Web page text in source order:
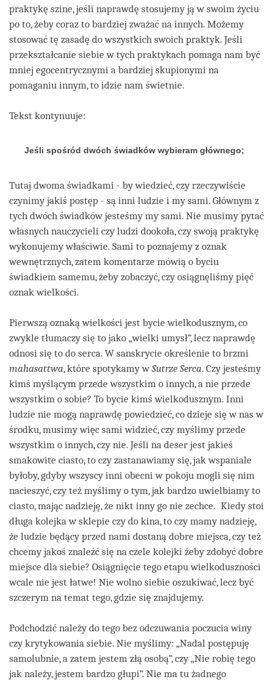
praktykę szine, jeśli naprawdę stosujemy ją w swoim życiu
po to, żeby coraz to bardziej zważać na innych. Możemy
stosować tę zasadę do wszystkich swoich praktyk. Jeśli
przekształcanie siebie w tych praktykach pomaga nam być
mniej egocentrycznymi a bardziej skupionymi na
pomaganiu innym, to idzie nam świetnie.
Tekst kontynuuje:
Jeśli spośród dwóch świadków wybieram głównego;
Tutaj dwoma świadkami - by wiedzieć, czy rzeczywiście
czynimy jakiś postęp - są inni ludzie i my sami. Głównym z
tych dwóch świadków jesteśmy my sami. Nie musimy pytać
własnych nauczycieli czy ludzi dookoła, czy swoją praktykę
wykonujemy właściwie. Sami to poznajemy z oznak
wewnętrznych, zatem komentarze mówią o byciu
świadkiem samemu, żeby zobaczyć, czy osiągnęliśmy pięć
oznak wielkości.
Pierwszą oznaką wielkości jest bycie wielkodusznym, co
zwykle tłumaczy się to jako „wielki umysł”, lecz naprawdę
odnosi się to do serca. W sanskrycie określenie to brzmi
mahasattwa, które spotykamy wSutrze Serca. Czy jesteśmy
kimś myślącym przede wszystkim o innych, a nie przede
wszystkim o sobie? To bycie kimś wielkodusznym. Inni
ludzie nie mogą naprawdę powiedzieć, co dzieje się w nas w
środku, musimy więc sami widzieć, czy myślimy przede
wszystkim o innych, czy nie. Jeśli na deser jest jakieś
smakowite ciasto, to czy zastanawiamy się, jak wspaniale
byłoby, gdyby wszyscy inni obecni w pokoju mogli się nim
nacieszyć, czy też myślimy o tym, jak bardzo uwielbiamy to
ciasto, mając nadzieję, że nikt inny go nie zechce. Kiedy stoi
długa kolejka w sklepie czy do kina, to czy mamy nadzieję,
że ludzie będący przed nami dostaną dobre miejsca, czy też
chcemy jakoś znaleźć się na czele kolejki żeby zdobyć dobre
miejsce dla siebie? Osiągnięcie tego etapu wielkoduszności
wcale nie jest łatwe! Nie wolno siebie oszukiwać, lecz być
szczerym na temat tego, gdzie się znajdujemy.
Podchodzić należy do tego bez odczuwania poczucia winy
czy krytykowania siebie. Nie myślimy: „Nadal postępuję
samolubnie, a zatem jestem złą osobą”, czy „Nie robię tego
jak należy, jestem bardzo głupi”. Nie ma tu żadnego